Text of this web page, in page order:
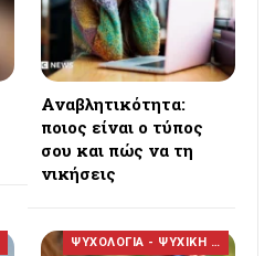
Αναβλητικότητα:
ποιος είναι ο τύπος
σου και πώς να τη
νικήσεις
ΨΥΧΟΛΟΓΙΑ - ΨΥΧΙΚΗ ΥΓΕΙΑ